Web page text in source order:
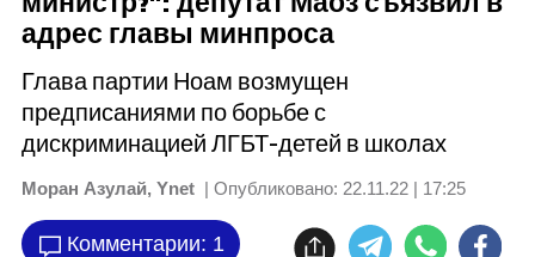
адрес главы минпроса
Глава партии Ноам возмущен
предписаниями по борьбе с
дискриминацией ЛГБТ-детей в школах
Моран Азулай, Ynet | Опубликовано: 22.11.22 | 17:25
Комментарии: 1